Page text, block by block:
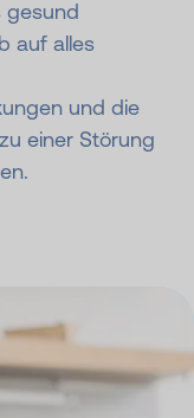
gesund
auf alles
und die
zu einer Störung